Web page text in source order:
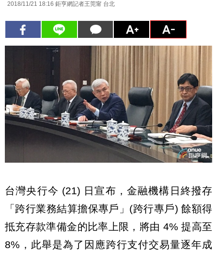
2018/11/21 18:16 鉅亨網記者王莞甯 台北
台灣央行今 (21) 日宣布，金融機構日終撥存
「跨行業務結算擔保專戶」(跨行專戶) 餘額得
抵充存款準備金的比率上限，將由 4% 提高至
8%，此舉是為了因應跨行支付交易量逐年成